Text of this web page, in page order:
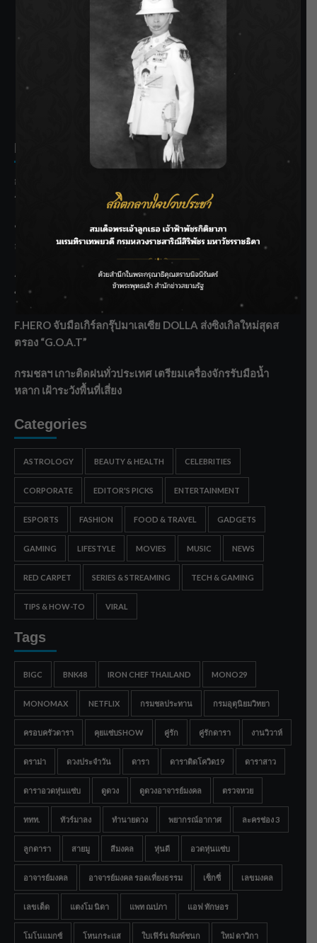
SIAMRATH VARIETY
THE BEST ENTERTAINMENT
Recent Posts
กรมชลฯ รับฟังประชาชน ติดตามแก้ปัญหาโครงการประตู
ระบายน้ำศรีสองรักฯ
‘แมน การิน’ แชร์ความเชื่อชวนคิด! “อยากกินอะไรหลังจาก
ลาโลกนี้ ให้ใส่บาตรสิ่งนั้นไว้ตอนยังมีชีวิต”
ราชเลขานุการในพระองค์ฯ ติดตามโครงการหุบกะพง–ห้วย
ทรายใต้ เสริมความมั่นคงน้ำเพชรบุรี
F.HERO จับมือเกิร์ลกรุ๊ปมาเลเซีย DOLLA ส่งซิงเกิลใหม่สุดส
ตรอง “G.O.A.T”
กรมชลฯ เกาะติดฝนทั่วประเทศ เตรียมเครื่องจักรรับมือน้ำ
หลาก เฝ้าระวังพื้นที่เสี่ยง
Categories
ASTROLOGY BEAUTY & HEALTH CELEBRITIES
CORPORATE EDITOR'S PICKS ENTERTAINMENT
ESPORTS FASHION FOOD & TRAVEL GADGETS
GAMING LIFESTYLE MOVIES MUSIC NEWS
RED CARPET SERIES & STREAMING TECH & GAMING
TIPS & HOW-TO VIRAL
Tags
BIGC BNK48 IRON CHEF THAILAND MONO29
MONOMAX NETFLIX กรมชลประทาน กรมอุตุนิยมวิทยา
ครอบครัวดารา คุยแซ่บSHOW คู่รัก คู่รักดารา งานวิวาห์
ดราม่า ดวงประจำวัน ดารา ดาราติดโควิด19 ดาราสาว
ดาราอวดหุ่นแซ่บ ดูดวง ดูดวงอาจารย์มงคล ตรวจหวย
ททท. ทัวร์มาลง ทำนายดวง พยากรณ์อากาศ ละครช่อง 3
ลูกดารา สายมู สีมงคล หุ่นดี อวดหุ่นแซ่บ
อาจารย์มงคล อาจารย์มงคล รอดเที่ยงธรรม เซ็กซี่ เลขมงคล
เลขเด็ด แตงโม นิดา แพท ณปภา แอฟ ทักษอร
โมโนแมกซ์ โหนกระแส ใบเฟิร์น พิมพ์ชนก ใหม่ ดาวิกา